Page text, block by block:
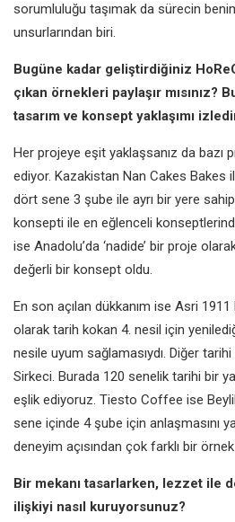
sorumluluğu taşımak da sürecin
unsurlarından biri.
Bugüne kadar geliştirdiğiniz
çıkan örnekleri paylaşır mısınız?
tasarım ve konsept yaklaşımı
Her projeye eşit yaklaşsanız da bazı
ediyor. Kazakistan Nan Cakes Bakes
dört sene 3 şube ile ayrı bir yere
konsepti ile en eğlenceli
ise Anadolu’da ‘nadide’ bir proje
değerli bir konsept oldu.
En son açılan dükkanım ise Asri
olarak tarih kokan 4. nesil için
nesile uyum sağlamasıydı. Diğer
Sirkeci. Burada 120 senelik tarihi bir
eşlik ediyoruz. Tiesto Coffee ise
sene içinde 4 şube için anlaşmasını
deneyim açısından çok farklı bir
Bir mekanı tasarlarken, lezzet ile
ilişkiyi nasıl kuruyorsunuz?